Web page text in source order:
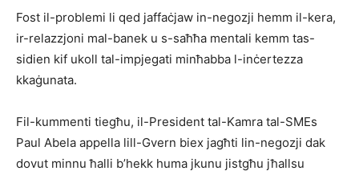
Fost il-problemi li qed jaffaċjaw in-negozji hemm il-kera,
ir-relazzjoni mal-banek u s-saħħa mentali kemm tas-
sidien kif ukoll tal-impjegati minħabba l-inċertezza
kkaġunata.
Fil-kummenti tiegħu, il-President tal-Kamra tal-SMEs
Paul Abela appella lill-Gvern biex jagħti lin-negozji dak
dovut minnu ħalli b’hekk huma jkunu jistgħu jħallsu